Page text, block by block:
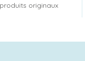
originaux